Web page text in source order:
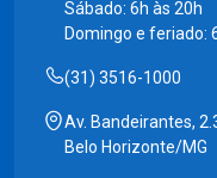
Sábado: 6h às 20h
Domingo e feriado:
(31) 3516-1000
Av. Bandeirantes,
Belo Horizonte/MG